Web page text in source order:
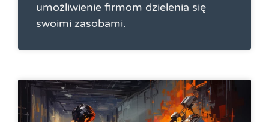
umożliwienie firmom dzielenia się
swoimi zasobami.